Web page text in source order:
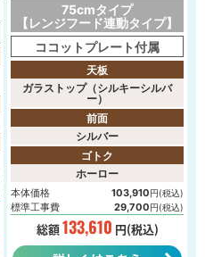
75cmタイプ
【レンジフード連動タイプ】
ココットプレート付属
天板
ガラストップ（シルキーシルバ
ー）
前面
シルバー
ゴトク
ホーロー
本体価格 103,910円(税込)
標準工事費 29,700円(税込)
総額133,610 円(税込)